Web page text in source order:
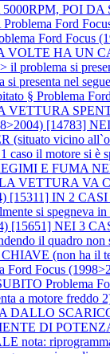
5000RPM, POI
Problema Ford
Ford Focus
VOLTE HA UN
si
nel
§ Problema
[14783]
vicino
il motore si è
E FUMA
VA
[15311] IN 2
si spegneva in
[15651] NEI 3
il quadro non
(non ha il
Ford Focus
Problema
motore freddo 2)
DALLO
DI